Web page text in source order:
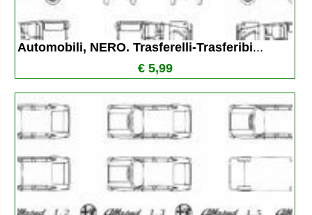
Automobili, NERO. Trasferelli-Trasferibi...
€ 5,99